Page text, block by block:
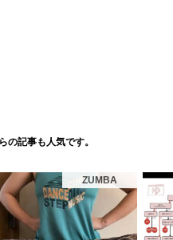
の記事も人気です。
ZUMBA